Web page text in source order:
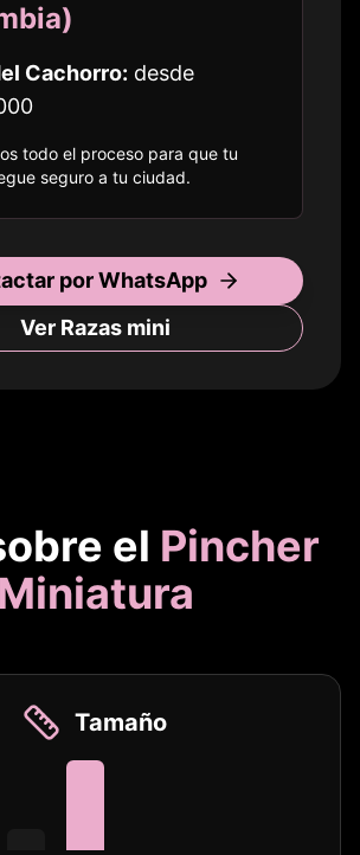
)
Cachorro: desde
todo el proceso para que tu
seguro a tu ciudad.
por WhatsApp
Ver Razas mini
el Pincher
Miniatura
Tamaño